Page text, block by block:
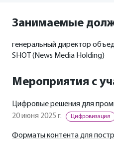
Занимаемые
генеральный директор
SHOT (News Media Holding)
Мероприятия с
Цифровые решения для
20 июня 2025 г.
Цифровизация
Форматы контента для